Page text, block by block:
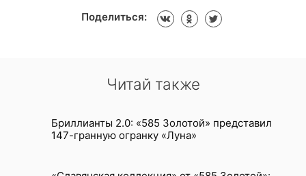
Поделиться:
Читай также
Бриллианты 2.0: «585 Золотой» представил
147-гранную огранку «Луна»